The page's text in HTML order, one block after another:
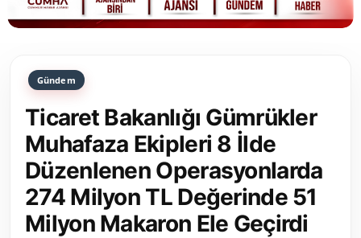
Bakanlıklar
Siyasi Partiler
Yerel Yönetimler
Mülki İdare
Toplum ve Yaşam
Gündem
Ticaret Bakanlığı Gümrükler
Muhafaza Ekipleri 8 İlde
Düzenlenen Operasyonlarda
274 Milyon TL Değerinde 51
Milyon Makaron Ele Geçirdi